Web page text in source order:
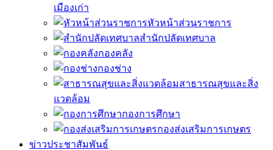
เมืองเก่า
หัวหน้าส่วนราชการ
สำนักปลัดเทศบาล
กองคลัง
กองช่าง
สาธารณสุขและสิ่ง
แวดล้อม
กองการศึกษา
กองส่งเสริมการเกษตร
ข่าวประชาสัมพันธ์